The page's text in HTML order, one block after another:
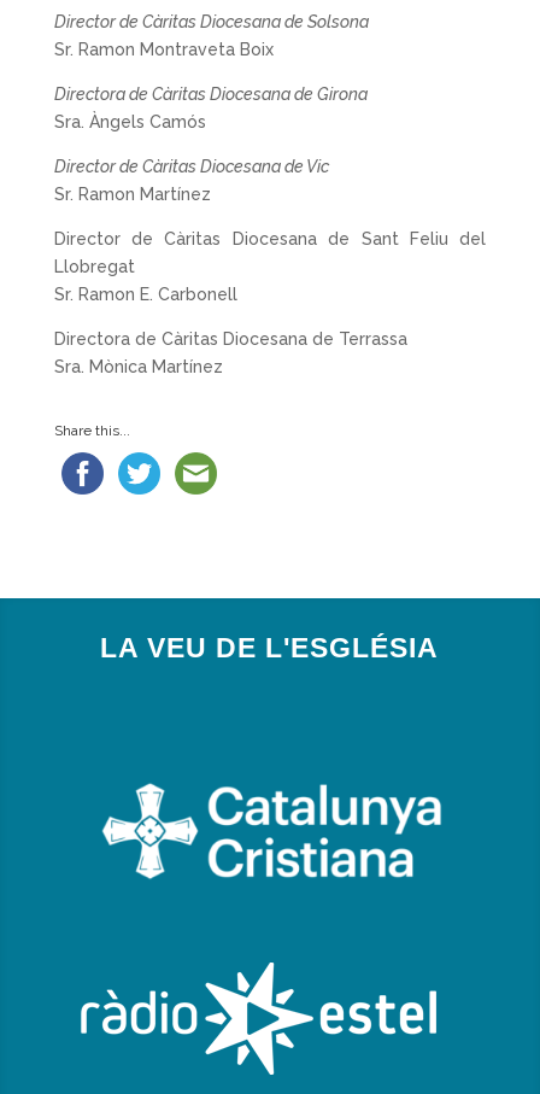
Director de Càritas Diocesana de Solsona
Sr. Ramon Montraveta Boix
Directora de Càritas Diocesana de Girona
Sra. Àngels Camós
Director de Càritas Diocesana de Vic
Sr. Ramon Martínez
Director de Càritas Diocesana de Sant Feliu del
Llobregat
Sr. Ramon E. Carbonell
Directora de Càritas Diocesana de Terrassa
Sra. Mònica Martínez
Share this...
LA VEU DE L'ESGLÉSIA